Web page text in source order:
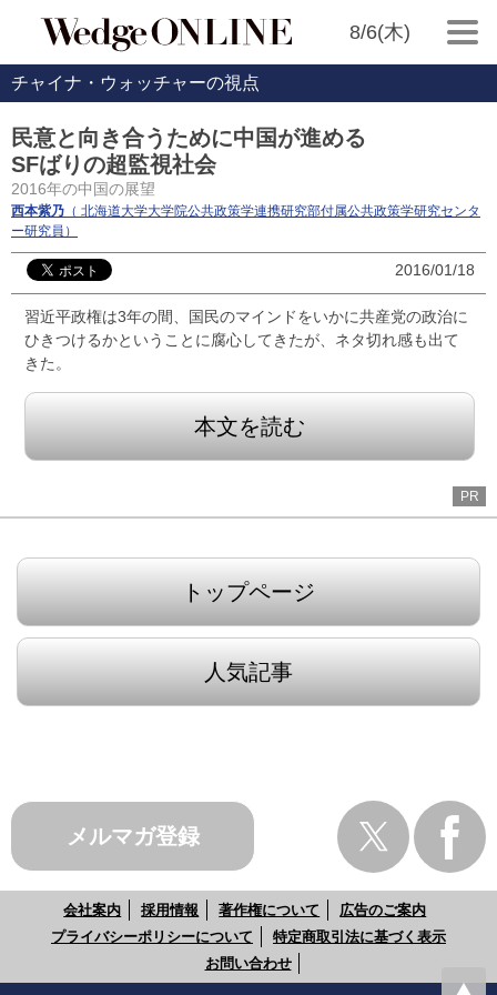
8/6(木)
チャイナ・ウォッチャーの視点
民意と向き合うために中国が進める
SFばりの超監視社会
2016年の中国の展望
西本紫乃 （ 北海道大学大学院公共政策学連携研究部付属公共政策学研究センタ
ー研究員）
2016/01/18
習近平政権は3年の間、国民のマインドをいかに共産党の政治に
ひきつけるかということに腐心してきたが、ネタ切れ感も出て
きた。
本文を読む
PR
トップページ
人気記事
メルマガ登録
会社案内 採用情報 著作権について
広告のご案内
プライバシーポリシーについて
特定商取引法に基づく表示
お問い合わせ